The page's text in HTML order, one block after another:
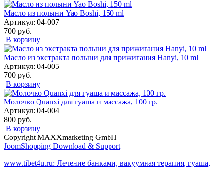
Масло из полыни Yao Boshi, 150 ml
Артикул: 04-007
700 руб.
В корзину
Масло из экстракта полыни для прижигания Hanyi, 10 ml
Артикул: 04-005
700 руб.
В корзину
Молочко Quanxi для гуаша и массажа, 100 гр.
Артикул: 04-004
800 руб.
В корзину
Copyright MAXXmarketing GmbH
JoomShopping Download & Support
www.tibet4u.ru: Лечение банками, вакуумная терапия, гуаша,